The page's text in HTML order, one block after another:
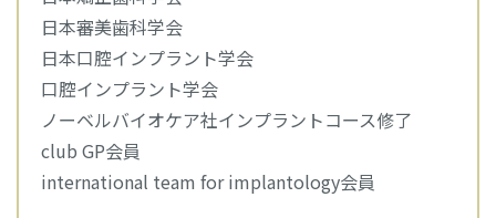
日本審美歯科学会
日本口腔インプラント学会
口腔インプラント学会
ノーベルバイオケア社インプラントコース修了
club GP会員
international team for implantology会員